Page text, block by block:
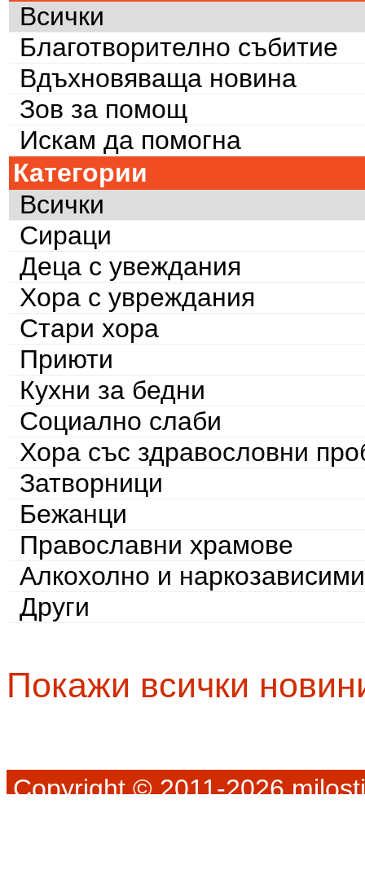
Всички
Благотворително събитие
Вдъхновяваща новина
Зов за помощ
Искам да помогна
Категории
Всички
Сираци
Деца с увеждания
Хора с увреждания
Стари хора
Приюти
Кухни за бедни
Социално слаби
Хора със здравословни
Затворници
Бежанци
Православни храмове
Алкохолно и наркозависими
Други
Покажи всички
Copyright © 2011-2026